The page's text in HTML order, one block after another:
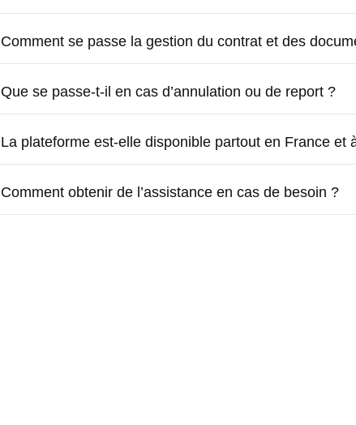
Comment se passe la gestion du contrat et des
Que se passe-t-il en cas d’annulation ou de report ?
La plateforme est-elle disponible partout en France et
Comment obtenir de l’assistance en cas de besoin ?